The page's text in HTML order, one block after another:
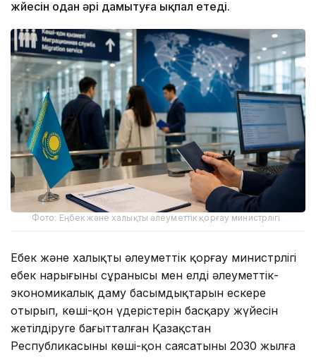
жүйесін одан әрі дамытуға ықпал етеді.
Фото: Еңбек және халықты әлеуметтік қорғау министрлігі
Еңбек және халықты әлеуметтік қорғау министрлігі
еңбек нарығының сұранысы мен елдің әлеуметтік-
экономикалық даму басымдықтарын ескере
отырып, көші-қон үдерістерін басқару жүйесін
жетілдіруге бағытталған Қазақстан
Республикасының көші-қон саясатының 2030 жылға